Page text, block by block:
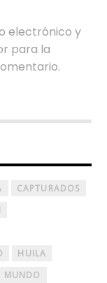
electrónico y
para la
CAPTURADOS
HUILA
MUNDO